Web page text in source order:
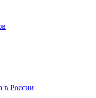
в России